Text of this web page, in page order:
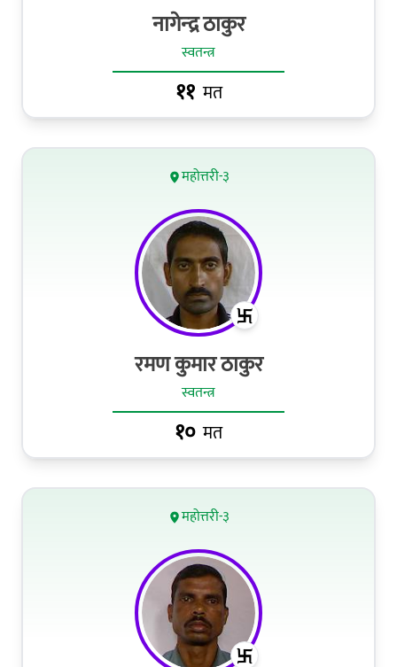
नागेन्‍द्र ठाकुर
स्वतन्त्र
११ मत
महोत्तरी-३
रमण कुमार ठाकुर
स्वतन्त्र
१० मत
महोत्तरी-३